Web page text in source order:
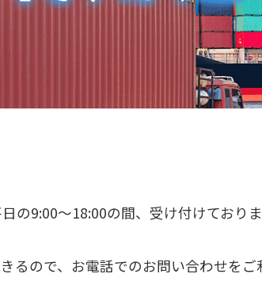
の9:00～18:00の間、受け付けておりま
るので、お電話でのお問い合わせをご